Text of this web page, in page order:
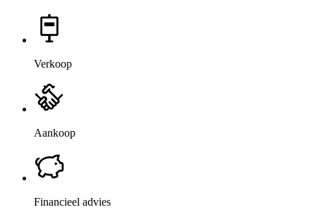
Verkoop
Aankoop
Financieel advies